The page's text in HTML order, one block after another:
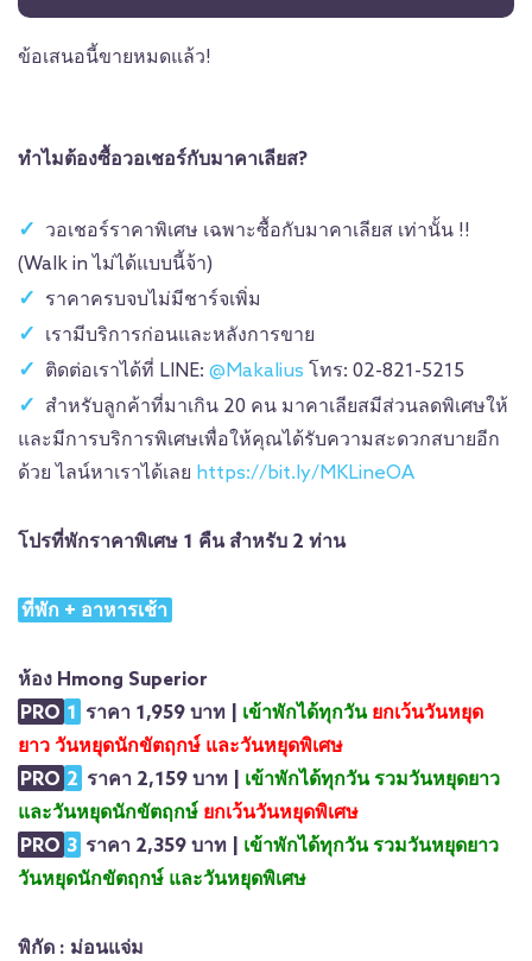
ข้อเสนอนี้ขายหมดแล้ว!
ทำไมต้องซื้อวอเชอร์กับมาคาเลียส?
วอเชอร์ราคาพิเศษ เฉพาะซื้อกับมาคาเลียส เท่านั้น !!
(Walk in ไม่ได้แบบนี้จ้า)
ราคาครบจบไม่มีชาร์จเพิ่ม
เรามีบริการก่อนและหลังการขาย
ติดต่อเราได้ที่ LINE: @Makalius โทร: 02-821-5215
สำหรับลูกค้าที่มาเกิน 20 คน มาคาเลียสมีส่วนลดพิเศษให้
และมีการบริการพิเศษเพื่อให้คุณได้รับความสะดวกสบายอีก
ด้วย ไลน์หาเราได้เลย https://bit.ly/MKLineOA
โปรที่พักราคาพิเศษ 1 คืน สำหรับ 2 ท่าน
ที่พัก + อาหารเช้า
ห้อง Hmong Superior
PRO 1 ราคา 1,959 บาท | เข้าพักได้ทุกวัน ยกเว้นวันหยุด
ยาว วันหยุดนักขัตฤกษ์ และวันหยุดพิเศษ
PRO 2 ราคา 2,159 บาท | เข้าพักได้ทุกวัน รวมวันหยุดยาว
และวันหยุดนักขัตฤกษ์ ยกเว้นวันหยุดพิเศษ
PRO 3 ราคา 2,359 บาท | เข้าพักได้ทุกวัน รวมวันหยุดยาว
วันหยุดนักขัตฤกษ์ และวันหยุดพิเศษ
พิกัด : ม่อนแจ่ม